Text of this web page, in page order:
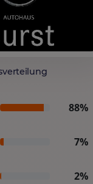
88%
7%
2%